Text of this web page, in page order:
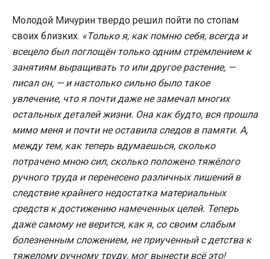
Молодой Мичурин твердо решил пойти по стопам
своих близких. «Только я, как помню себя, всегда и
всецело был поглощён только одним стремлением к
занятиям выращивать то или другое растение, —
писал он, — и настолько сильно было такое
увлечение, что я почти даже не замечал многих
остальных деталей жизни. Она как будто, вся прошла
мимо меня и почти не оставила следов в памяти. А,
между тем, как теперь вдумаешься, сколько
потрачено мною сил, сколько положено тяжёлого
ручного труда и перенесено различных лишений в
следствие крайнего недостатка материальных
средств к достижению намеченных целей. Теперь
даже самому не верится, как я, со своим слабым
болезненным сложением, не приученный с детства к
тяжелому ручному труду, мог вынести всё это!